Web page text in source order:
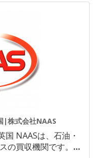
|株式会社NAAS
国 NAASは、石油・
の買収機関です。 …